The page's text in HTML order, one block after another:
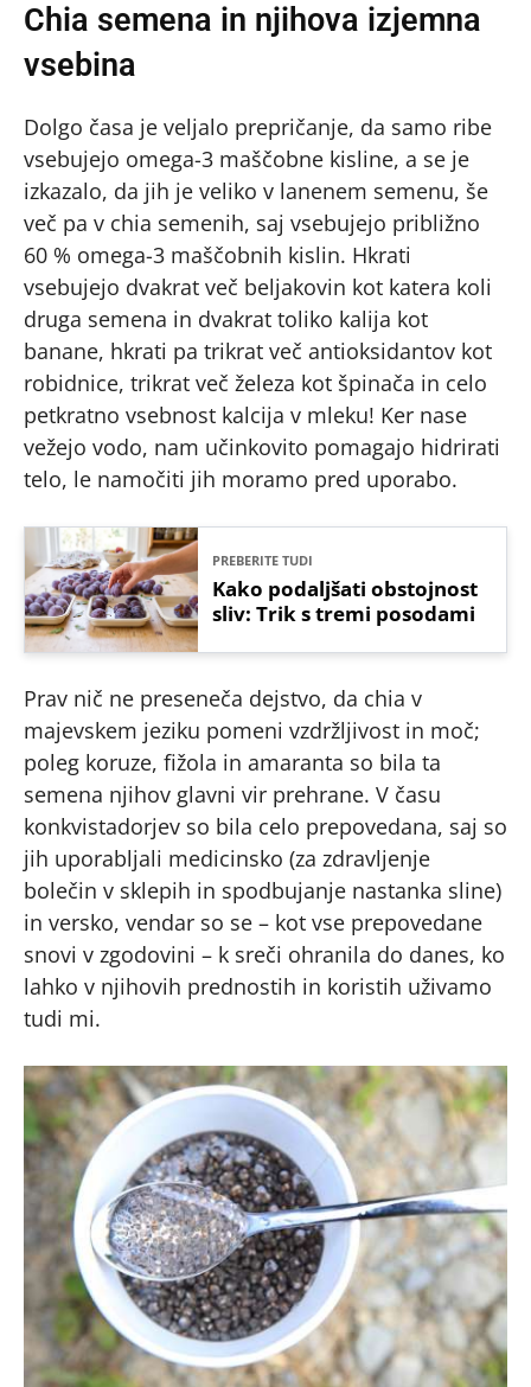
Chia semena in njihova izjemna
vsebina
Dolgo časa je veljalo prepričanje, da samo ribe
vsebujejo omega-3 maščobne kisline, a se je
izkazalo, da jih je veliko v lanenem semenu, še
več pa v chia semenih, saj vsebujejo približno
60 % omega-3 maščobnih kislin. Hkrati
vsebujejo dvakrat več beljakovin kot katera koli
druga semena in dvakrat toliko kalija kot
banane, hkrati pa trikrat več antioksidantov kot
robidnice, trikrat več železa kot špinača in celo
petkratno vsebnost kalcija v mleku! Ker nase
vežejo vodo, nam učinkovito pomagajo hidrirati
telo, le namočiti jih moramo pred uporabo.
PREBERITE TUDI
Kako podaljšati obstojnost
sliv: Trik s tremi posodami
Prav nič ne preseneča dejstvo, da chia v
majevskem jeziku pomeni vzdržljivost in moč;
poleg koruze, fižola in amaranta so bila ta
semena njihov glavni vir prehrane. V času
konkvistadorjev so bila celo prepovedana, saj so
jih uporabljali medicinsko (za zdravljenje
bolečin v sklepih in spodbujanje nastanka sline)
in versko, vendar so se – kot vse prepovedane
snovi v zgodovini – k sreči ohranila do danes, ko
lahko v njihovih prednostih in koristih uživamo
tudi mi.